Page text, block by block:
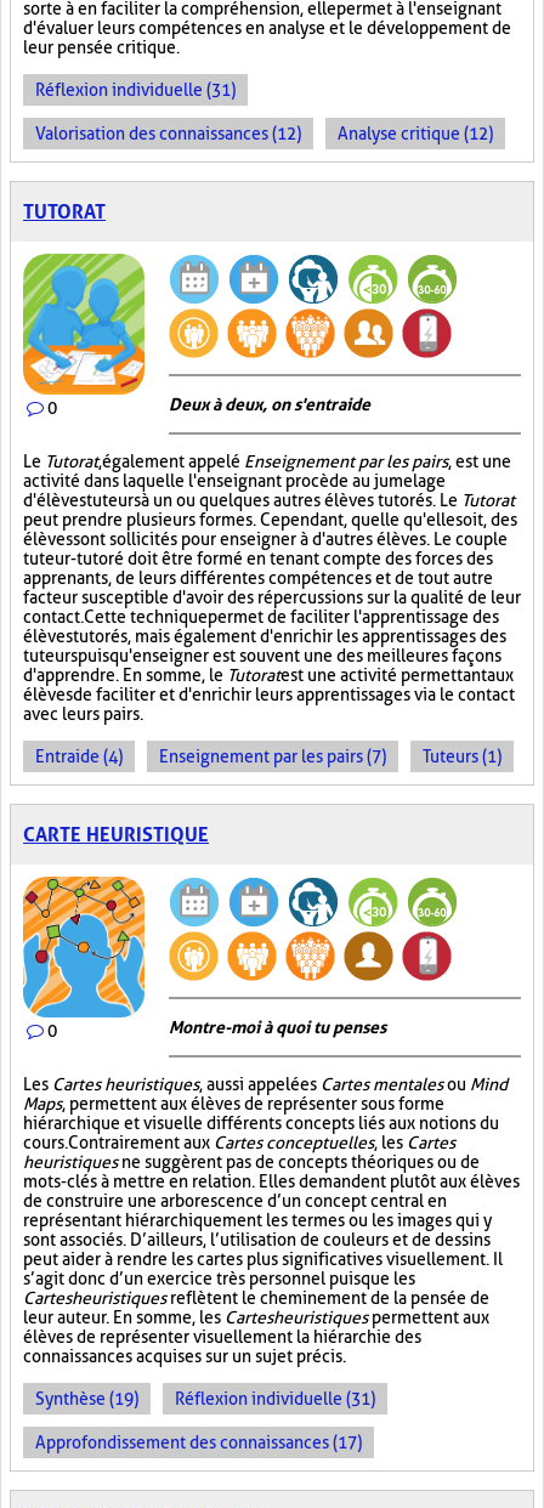
sorte à en faciliter la compréhension, elle permet à l'enseignant
d'évaluer leurs compétences en analyse et le développement de
leur pensée critique.
Réflexion individuelle (31)
Valorisation des connaissances (12) Analyse critique (12)
TUTORAT
0 Deux à deux, on s'entraide
Le Tutorat, également appelé Enseignement par les pairs, est une
activité dans laquelle l'enseignant procède au jumelage
d'élèves tuteurs à un ou quelques autres élèves tutorés. Le Tutorat
peut prendre plusieurs formes. Cependant, quelle qu'elle soit, des
élèves sont sollicités pour enseigner à d'autres élèves. Le couple
tuteur-tutoré doit être formé en tenant compte des forces des
apprenants, de leurs différentes compétences et de tout autre
facteur susceptible d'avoir des répercussions sur la qualité de leur
contact. Cette technique permet de faciliter l'apprentissage des
élèves tutorés, mais également d'enrichir les apprentissages des
tuteurs puisqu'enseigner est souvent une des meilleures façons
d'apprendre. En somme, le Tutoratest une activité permettant aux
élèves de faciliter et d'enrichir leurs apprentissages via le contact
avec leurs pairs.
Entraide (4) Enseignement par les pairs (7) Tuteurs (1)
CARTE HEURISTIQUE
0 Montre-moi à quoi tu penses
Les Cartes heuristiques, aussi appelées Cartes mentalesou Mind
Maps, permettent aux élèves de représenter sous forme
hiérarchique et visuelle différents concepts liés aux notions du
cours. Contrairement aux Cartes conceptuelles, les Cartes
heuristiquesne suggèrent pas de concepts théoriques ou de
mots-clés à mettre en relation. Elles demandent plutôt aux élèves
de construire une arborescence d’un concept central en
représentant hiérarchiquement les termes ou les images qui y
sont associés. D’ailleurs, l’utilisation de couleurs et de dessins
peut aider à rendre les cartes plus significatives visuellement. Il
s’agit donc d’un exercice très personnel puisque les
Cartes heuristiquesreflètent le cheminement de la pensée de
leur auteur. En somme, les Cartes heuristiquespermettent aux
élèves de représenter visuellement la hiérarchie des
connaissances acquises sur un sujet précis.
Synthèse (19) Réflexion individuelle (31)
Approfondissement des connaissances (17)